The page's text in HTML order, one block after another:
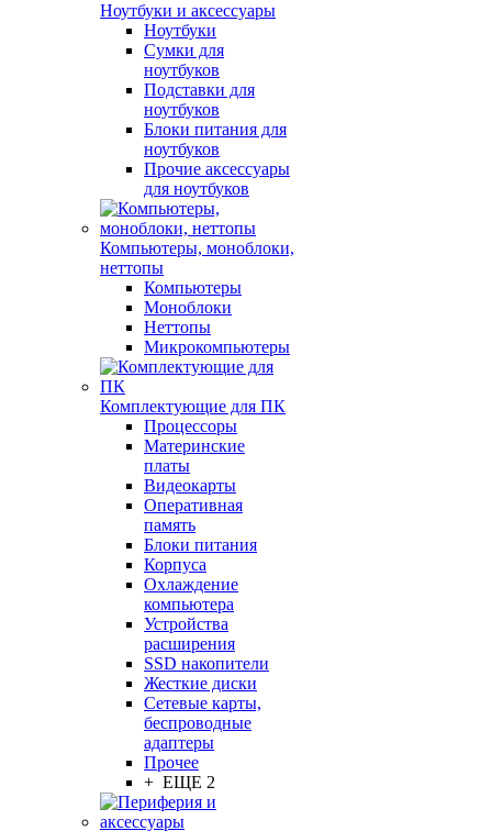
Ноутбуки и аксессуары
Ноутбуки
Сумки для
ноутбуков
Подставки для
ноутбуков
Блоки питания для
ноутбуков
Прочие аксессуары
для ноутбуков
Компьютеры, моноблоки,
неттопы
Компьютеры
Моноблоки
Неттопы
Микрокомпьютеры
Комплектующие для ПК
Процессоры
Материнские
платы
Видеокарты
Оперативная
память
Блоки питания
Корпуса
Охлаждение
компьютера
Устройства
расширения
SSD накопители
Жесткие диски
Сетевые карты,
беспроводные
адаптеры
Прочее
+ ЕЩЕ 2